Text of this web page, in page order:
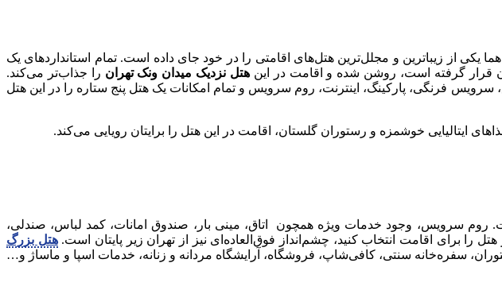
از زیباترین و مجلل‌ترین هتل‌های اقامتی را در خود جای داده است. تمام استانداردهای یک
قرار گرفته است، روشن شده و اقامت در این هتل نزدیک میدان ونک تهران را جذاب‌تر می‌کند.
فرنگی، پارکینگ، اینترنت، روم سرویس و تمام امکانات یک هتل پنج ستاره را در این هتل
ایتالیایی خوشمزه و رستوران گلستان، اقامت در این هتل را برایتان رویایی می‌کند.
روم سرویس، وجود خدمات ویژه همچون اتاق، مینی بار، صندوق امانات، کمد لباس، صندلی،
را برای اقامت انتخاب کنید، چشم‌انداز فوق‌العاده‌ای نیز از تهران زیر پایتان است.هتل بزرگ
سفره‌خانه سنتی، کافی‌شاپ، فروشگاه، آرایشگاه مردانه و زنانه، خدمات اسپا و ماساژ و…